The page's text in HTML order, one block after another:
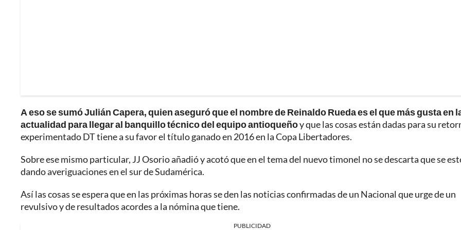
A eso se sumó Julián Capera, quien aseguró que el nombre de Reinaldo Rueda es el que más gusta en
actualidad para llegar al banquillo técnico del equipo antioqueñoy que las cosas están dadas para su
experimentado DT tiene a su favor el título ganado en 2016 en la Copa Libertadores.
Sobre ese mismo particular, JJ Osorio añadió y acotó que en el tema del nuevo timonel no se descarta que se
dando averiguaciones en el sur de Sudamérica.
Así las cosas se espera que en las próximas horas se den las noticias confirmadas de un Nacional que urge de un
revulsivo y de resultados acordes a la nómina que tiene.
PUBLICIDAD